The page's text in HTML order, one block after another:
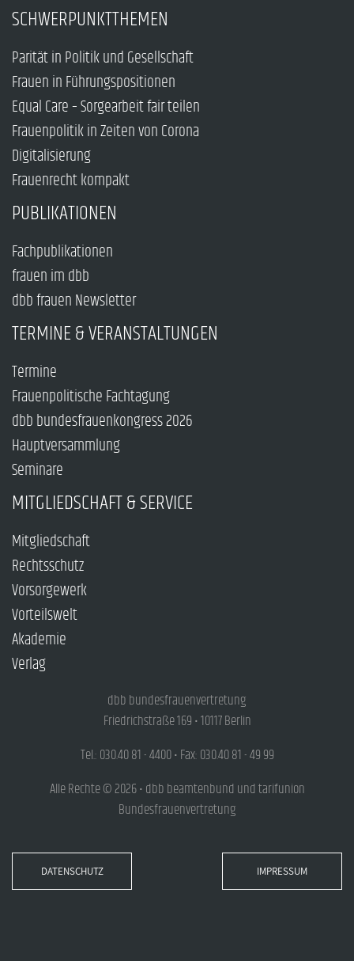
SCHWERPUNKTTHEMEN
Parität in Politik und Gesellschaft
Frauen in Führungspositionen
Equal Care – Sorgearbeit fair teilen
Frauenpolitik in Zeiten von Corona
Digitalisierung
Frauenrecht kompakt
PUBLIKATIONEN
Fachpublikationen
frauen im dbb
dbb frauen Newsletter
TERMINE & VERANSTALTUNGEN
Termine
Frauenpolitische Fachtagung
dbb bundesfrauenkongress 2026
Hauptversammlung
Seminare
MITGLIEDSCHAFT & SERVICE
Mitgliedschaft
Rechtsschutz
Vorsorgewerk
Vorteilswelt
Akademie
Verlag
dbb bundesfrauenvertretung
Friedrichstraße 169 • 10117 Berlin
Tel.: 030.40 81 - 4400 • Fax: 030.40 81 - 49 99
Alle Rechte © 2026 • dbb beamtenbund und tarifunion
Bundesfrauenvertretung
DATENSCHUTZ IMPRESSUM